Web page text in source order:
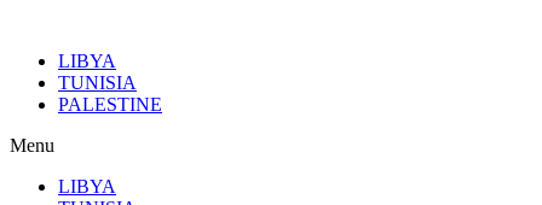
contenuLIBYA
TUNISIA
PALESTINE
Menu
LIBYA